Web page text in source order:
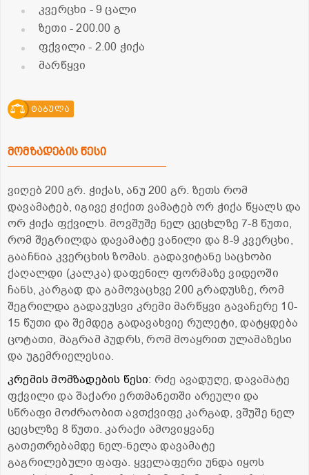
კვერცხი - 9 ცალი
ზეთი - 200.00 გ
ფქვილი- 2.00 ჭიქა
მარწყვი
ტაბულა
მომზადების წესი
ვიღებ 200 გრ. ჭიქას, ანუ 200 გრ. ზეთს რომ
დავამატებ, იგივე ჭიქით ვამატებ ორ ჭიქა წყალს და
ორ ჭიქა ფქვილს. მოვშუშე ნელ ცეცხლზე 7-8 წუთი,
რომ შეგრილდა დავამატე ვანილი და 8-9 კვერცხი,
გააჩნია კვერცხის ზომას. გადავიტანე საცხობი
ქაღალდი (კალკა) დაფენილ ფორმაზე ვიდეოში
ჩანს, კარგად და გამოვაცხვე 200 გრადუსზე, რომ
შეგრილდა გადავუსვი კრემი მარწყვი გავაჩერე 10-
15 წუთი და შემდეგ გადავახვიე რულეტი, დატყდება
ცოტათი, მაგრამ პუდრს, რომ მოაყრით ულამაზესი
და უგემრიელესია.
კრემის მომზადების წესი: რძე ავადუღე, დავამატე
ფქვილი და შაქარი ერთმანეთში არეული და
სწრაფი მოძრაობით ავთქვიფე კარგად, ვშუშე ნელ
ცეცხლზე 8 წუთი. კარაქი ამოვიყვანე
გათეთრებამდე ნელ-ნელა დავამატე
გაგრილებული ფაფა. ყველაფერი უნდა იყოს